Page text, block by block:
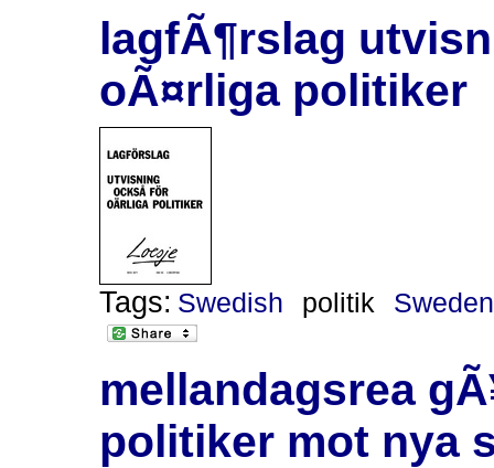
lagfÃ¶rslag
oÃ¤rliga politiker
Tags: Swedish politik Sweden
mellandagsrea
politiker mot nya